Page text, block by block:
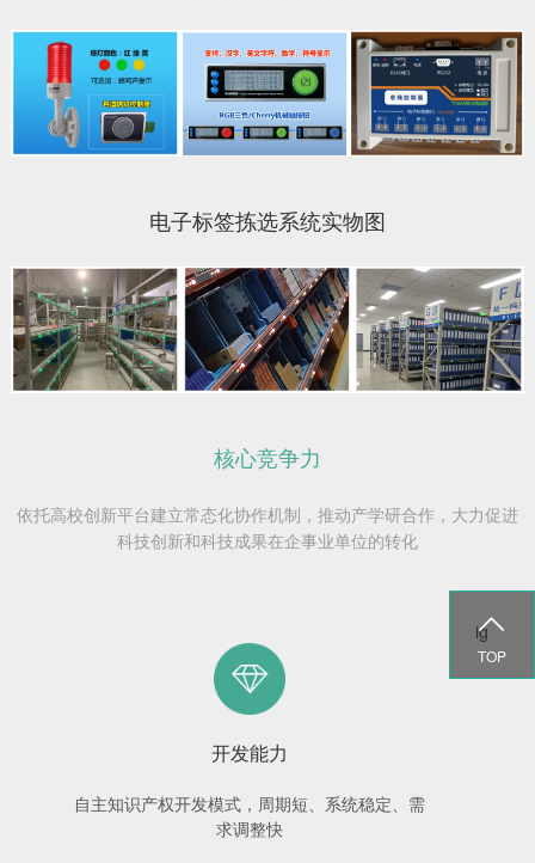

TOP
电子标签拣选系统实物图
核心竞争力
依托高校创新平台建立常态化协作机制，推动产学研合作，大力促进
科技创新和科技成果在企事业单位的转化
ig
开发能力
自主知识产权开发模式，周期短、系统稳定、需
求调整快